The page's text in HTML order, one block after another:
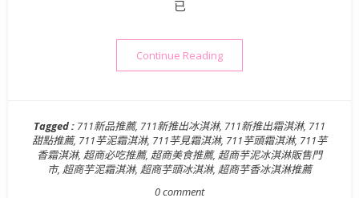
已
Continue Reading“【全台超商甜點】7-11期間
Tagged : 711新品推薦, 711新推出冰淇淋, 711新推出霜淇淋, 711
甜點推薦, 711芋泥霜淇淋, 711芋見霜淇淋, 711芋頭霜淇淋, 711芋
香霜淇淋, 超商必吃推薦, 超商美食推薦, 超商芋泥冰淇淋販售門
市, 超商芋泥霜淇淋, 超商芋頭冰淇淋, 超商芋香冰淇淋推薦
0 comment